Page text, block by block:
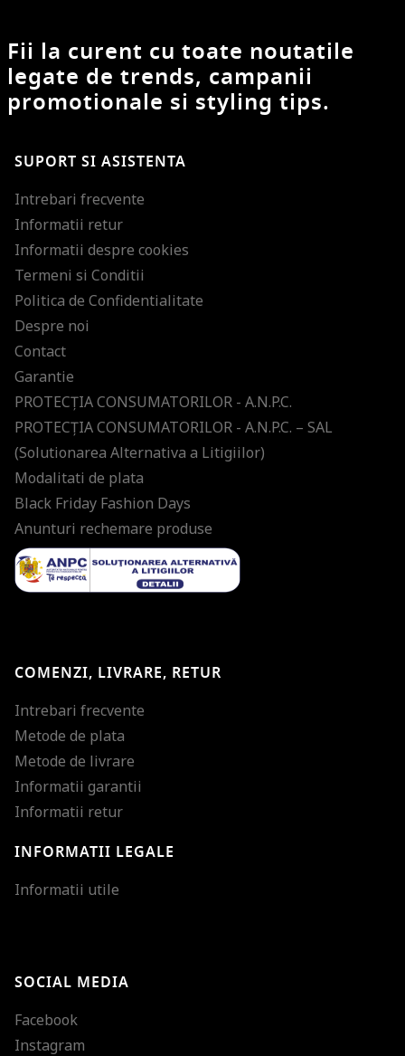
Fii la curent cu toate noutatile
legate de trends, campanii
promotionale si styling tips.
SUPORT SI ASISTENTA
Intrebari frecvente
Informatii retur
Informatii despre cookies
Termeni si Conditii
Politica de Confidentialitate
Despre noi
Contact
Garantie
PROTECŢIA CONSUMATORILOR - A.N.P.C.
PROTECŢIA CONSUMATORILOR - A.N.P.C. – SAL
(Solutionarea Alternativa a Litigiilor)
Modalitati de plata
Black Friday Fashion Days
Anunturi rechemare produse
COMENZI, LIVRARE, RETUR
Intrebari frecvente
Metode de plata
Metode de livrare
Informatii garantii
Informatii retur
INFORMATII LEGALE
Informatii utile
SOCIAL MEDIA
Facebook
Instagram